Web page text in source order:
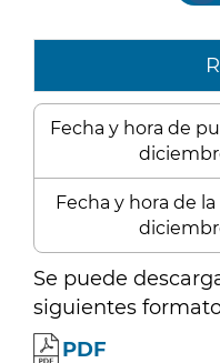
Fecha y hora de
Fecha y hora de
Se puede
siguientes
PDF